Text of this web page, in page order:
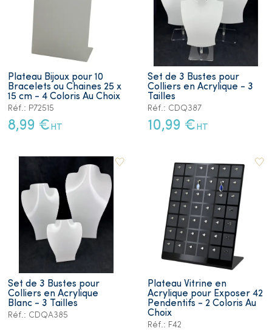
Plateau Bijoux pour 10
Bracelets ou Chaines 25 x
15 cm - 4 Coloris Au Choix
Réf.: P72515
8,99 € HT
Set de 3 Bustes pour
Colliers en Acrylique - 3
Tailles
Réf.: CDQ387
10,99 € HT
Set de 3 Bustes pour
Colliers en Acrylique
Blanc - 3 Tailles
Réf.: CDQA385
Plateau Vitrine en
Acrylique pour Exposer 42
Pendentifs - 2 Coloris Au
Choix
Réf.: F42